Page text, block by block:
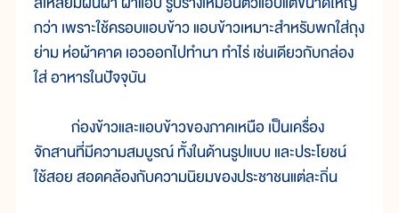
กว่า เพราะใช้ครอบแอบข้าว แอบข้าวเหมาะสำหรับพกใส่ถุง
ย่าม ห่อผ้าคาด เอวออกไปทำนา ทำไร่ เช่นเดียวกับกล่อง
ใส่ อาหารในปัจจุบัน
ก่องข้าวและแอบข้าวของภาคเหนือ เป็นเครื่อง
จักสานที่มีความสมบูรณ์ ทั้งในด้านรูปแบบ และประโยชน์
ใช้สอย สอดคล้องกับความนิยมของประชาชนแต่ละถิ่น